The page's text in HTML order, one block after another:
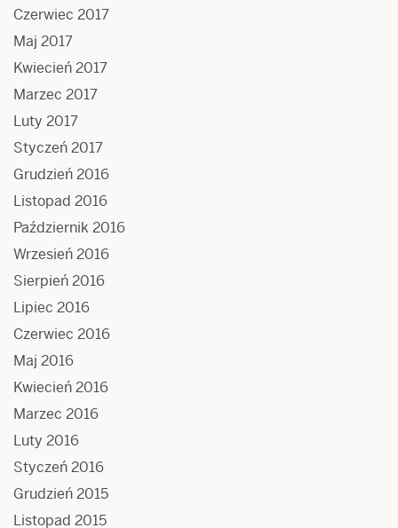
Czerwiec 2017
Maj 2017
Kwiecień 2017
Marzec 2017
Luty 2017
Styczeń 2017
Grudzień 2016
Listopad 2016
Październik 2016
Wrzesień 2016
Sierpień 2016
Lipiec 2016
Czerwiec 2016
Maj 2016
Kwiecień 2016
Marzec 2016
Luty 2016
Styczeń 2016
Grudzień 2015
Listopad 2015